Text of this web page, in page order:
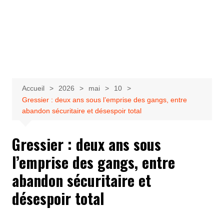
Accueil 2026 mai
10
Gressier : deux ans sous l’emprise des gangs, entre
abandon sécuritaire et désespoir total
Gressier : deux ans sous
l’emprise des gangs, entre
abandon sécuritaire et
désespoir total